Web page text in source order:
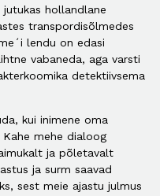
hollandlane
transpordisõlmedes
lendu on edasi
vabaneda, aga varsti
detektiivsema
kui inimene oma
mehe dialoog
ja põletavalt
ja surm saavad
sest meie ajastu julmus